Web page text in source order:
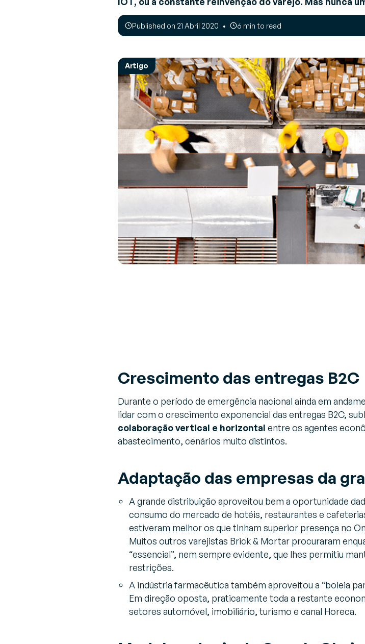
Vendor Managed Inventory
(VMI)
Gerencie seus abastecimentos
Gestão de transportes
(TMS)
Faça as melhores escolhas de
afretamento e carregamento
Sobre a Generix
Descubra quem nós somos
Opinião de Especialista
Perspectivas e recomendações de
especialistas sobre desafios da indústria e
Published on 21 Abril 2020 6 min to read
Artigo
SUMMARY
Procurar mais recursos
Pronto para otimizar o fluxo de mercadorias + dados em sua
Crescimento das entregas B2C
Durante o período de emergência nacional ainda em
lidar com o crescimento exponencial das entregas B2C,
colaboração vertical e horizontal entre os agentes
abastecimento, cenários muito distintos.
Adaptação das empresas da
A grande distribuição aproveitou bem a oportunidade
consumo do mercado de hotéis, restaurantes e
estiveram melhor os que tinham superior presença no
Muitos outros varejistas Brick & Mortarprocuraram
“essencial”, nem sempre evidente, que lhes permitiu
restrições.
A indústria farmacêutica também aproveitou a “boleia
Em direção oposta, praticamente toda a restante
setores automóvel, imobiliário, turismo e canal Horeca.